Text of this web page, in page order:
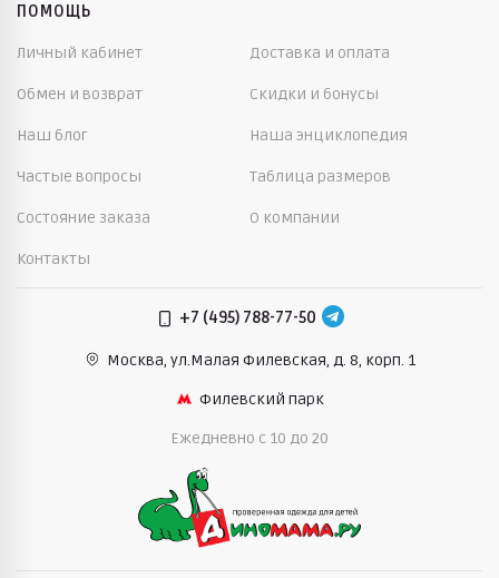
ПОМОЩЬ
Личный кабинет Доставка и оплата
Обмен и возврат Скидки и бонусы
Наш блог Наша энциклопедия
Частые вопросы Таблица размеров
Состояние заказа О компании
Контакты
+7 (495) 788-77-50
Москва, ул.Малая Филевская, д. 8, корп. 1
Филевский парк
Ежедневно c 10 до 20